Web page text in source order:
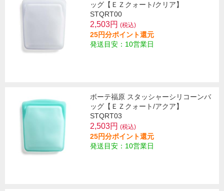
ッグ【ＥＺクォート/クリア】
STQRT00
2,503円 (税込)
25円分ポイント還元
発送目安：10営業日
ボーテ福原 スタッシャーシリコーンバ
ッグ【ＥＺクォート/アクア】
STQRT03
2,503円 (税込)
25円分ポイント還元
発送目安：10営業日